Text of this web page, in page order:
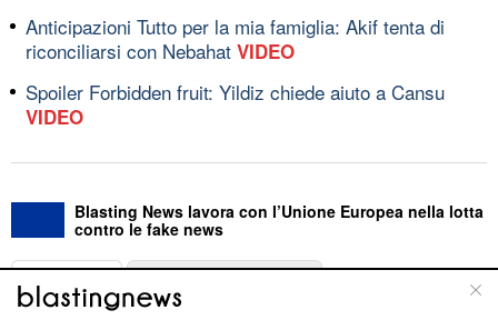
Anticipazioni Tutto per la mia famiglia: Akif tenta di
riconciliarsi con Nebahat VIDEO
Spoiler Forbidden fruit: Yildiz chiede aiuto a Cansu
VIDEO
Blasting News lavora con l’Unione Europea nella lotta
contro le fake news
ABOUT